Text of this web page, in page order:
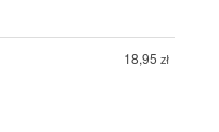
18,95 zł